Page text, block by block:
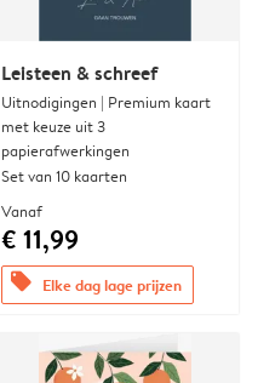
Leisteen & schreef
Uitnodigingen | Premium kaart
met keuze uit 3
papierafwerkingen
Set van 10 kaarten
Vanaf
€ 11,99
offers Elke dag lage prijzen